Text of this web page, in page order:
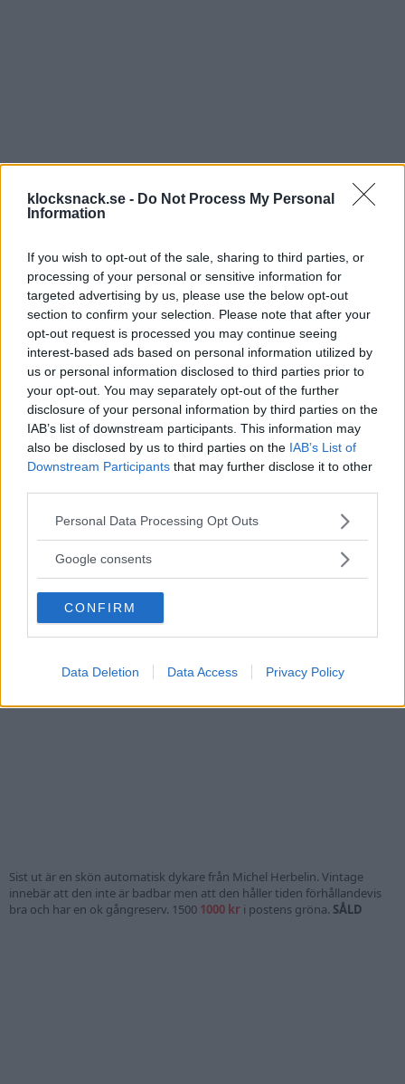
klocksnack.se - Do Not Process My Personal
Information
If you wish to opt-out of the sale, sharing to third parties, or
processing of your personal or sensitive information for
targeted advertising by us, please use the below opt-out
section to confirm your selection. Please note that after your
opt-out request is processed you may continue seeing
interest-based ads based on personal information utilized by
us or personal information disclosed to third parties prior to
your opt-out. You may separately opt-out of the further
disclosure of your personal information by third parties on the
IAB’s list of downstream participants. This information may
also be disclosed by us to third parties on the IAB’s List of
Downstream Participants that may further disclose it to other
Please note that this website/app uses one or more Google
not limited to your visit or usage behaviour. You may click to
use your data for below specified purposes in below Google
consent section.
Personal Data Processing Opt Outs
Google consents
CONFIRM
Data Deletion Data Access Privacy Policy
Sen kommer en Vostok. Går bra för att vara ryss, dvs jag har inte
kommit för sent till något möte
. Servad av McGyver på forumet.
Från slutet av 80 början av 90. 500 kr i postens gröna.SÅLD
Näst på tur står en cool liten militärklocka från 1990, en CWC som går
fint och håller tiden väl. 1000 kr i postens gröna.
Sist ut är en skön automatisk dykare från Michel Herbelin. Vintage
innebär att den inte är badbar men att den håller tiden förhållandevis
bra och har en ok gångreserv. 1500 1000 kr i postens gröna. SÅLD